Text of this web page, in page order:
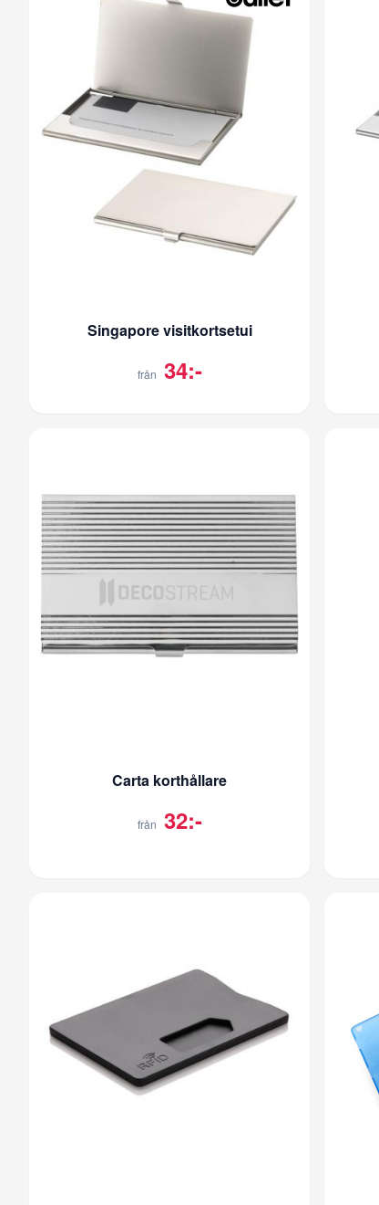
Singapore visitkortsetui
från 34:-
Carta korthållare
från 32:-